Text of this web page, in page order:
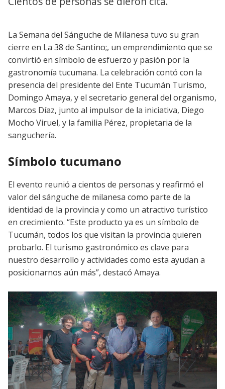
La Semana del Sánguche de Milanesa tuvo su gran
cierre en La 38 de Santino;, un emprendimiento que se
convirtió en símbolo de esfuerzo y pasión por la
gastronomía tucumana. La celebración contó con la
presencia del presidente del Ente Tucumán Turismo,
Domingo Amaya, y el secretario general del organismo,
Marcos Díaz, junto al impulsor de la iniciativa, Diego
Mocho Viruel, y la familia Pérez, propietaria de la
sanguchería.
Símbolo tucumano
El evento reunió a cientos de personas y reafirmó el
valor del sánguche de milanesa como parte de la
identidad de la provincia y como un atractivo turístico
en crecimiento. “Este producto ya es un símbolo de
Tucumán, todos los que visitan la provincia quieren
probarlo. El turismo gastronómico es clave para
nuestro desarrollo y actividades como esta ayudan a
posicionarnos aún más”, destacó Amaya.